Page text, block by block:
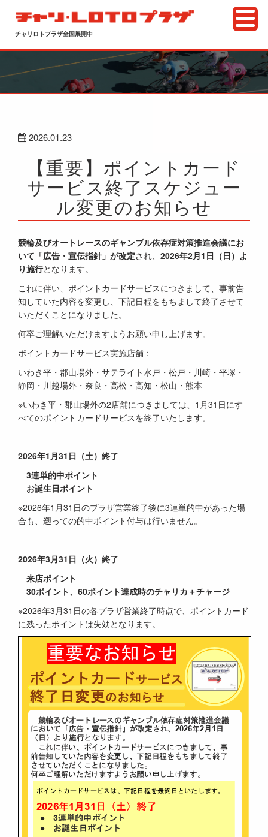
チャリロトプラザ全国展開中
2026.01.23
【重要】ポイントカード
サービス終了スケジュー
ル変更のお知らせ
競輪及びオートレースのギャンブル依存症対策推進会議にお
いて「広告・宣伝指針」が改定され、 2026年2月1日（日）よ
り施行となります。
これに伴い、ポイントカードサービスにつきまして、事前告
知していた内容を変更し、下記日程をもちまして終了させて
いただくことになりました。
何卒ご理解いただけますようお願い申し上げます。
ポイントカードサービス実施店舗：
いわき平・郡山場外・サテライト水戸・松戸・川崎・平塚・
静岡・川越場外・奈良・高松・高知・松山・熊本
※いわき平・郡山場外の2店舗につきましては、1月31日にす
べてのポイントカードサービスを終了いたします。
2026年1月31日（土）終了
3連単的中ポイント
お誕生日ポイント
※2026年1月31日のプラザ営業終了後に3連単的中があった場
合も、遡っての的中ポイント付与は行いません。
2026年3月31日（火）終了
来店ポイント
30ポイント、 60ポイント達成時のチャリカ＋チャージ
※2026年3月31日の各プラザ営業終了時点で、ポイントカード
に残ったポイントは失効となります。